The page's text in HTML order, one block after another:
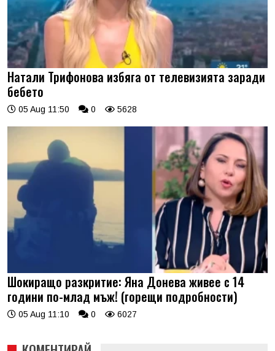
Натали Трифонова избяга от телевизията заради
бебето
05 Aug 11:50 0 5628
Шокиращо разкритие: Яна Донева живее с 14
години по-млад мъж! (горещи подробности)
05 Aug 11:10 0 6027